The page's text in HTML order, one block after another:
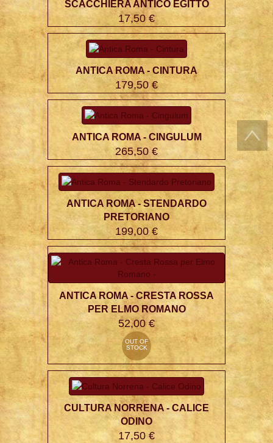
SCACCHIERA ANTICO EGITTO
17,50 €
ANTICA ROMA - CINTURA
179,50 €
ANTICA ROMA - CINGULUM
265,50 €
ANTICA ROMA - STENDARDO
PRETORIANO
199,00 €
ANTICA ROMA - CRESTA ROSSA
PER ELMO ROMANO
52,00 €
OUT OF
STOCK
CULTURA NORRENA - CALICE
ODINO
17,50 €